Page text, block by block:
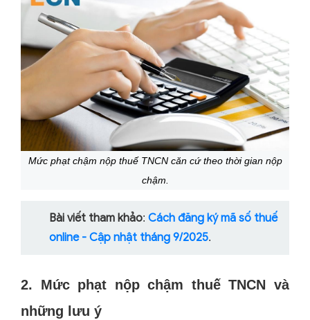
Mức phạt chậm nộp thuế TNCN căn cứ theo thời gian nộp
chậm.
Bài viết tham khảo: Cách đăng ký mã số thuế
online - Cập nhật tháng 9/2025.
2. Mức phạt nộp chậm thuế TNCN và
những lưu ý